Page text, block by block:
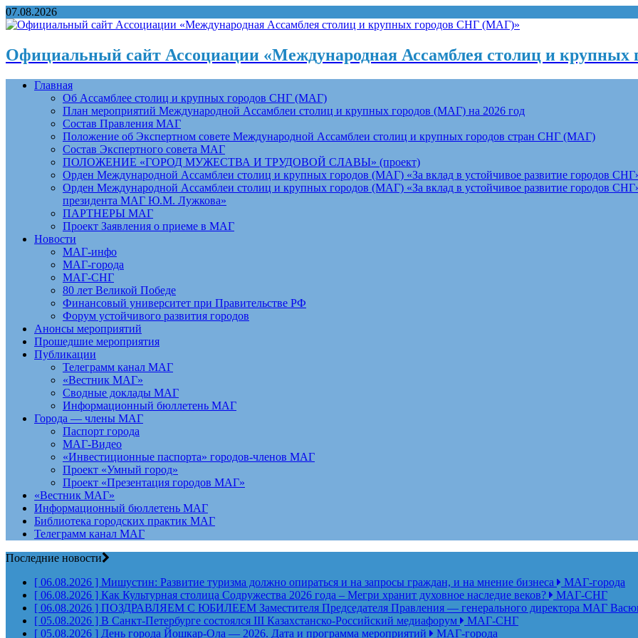
07.08.2026
Официальный сайт Ассоциации «Международная Ассамблея столиц и
Главная
Об Ассамблее столиц и крупных городов СНГ (МАГ)
План мероприятий Международной Ассамблеи столиц и крупных городов (МАГ) на 2026 год
Состав Правления МАГ
Положение об Экспертном совете Международной Ассамблеи столиц и крупных городов стран СНГ (МАГ)
Состав Экспертного совета МАГ
ПОЛОЖЕНИЕ «ГОРОД МУЖЕСТВА И ТРУДОВОЙ СЛАВЫ» (проект)
Орден Международной Ассамблеи столиц и крупных городов (МАГ) «За вклад в устойчивое развитие городов
Орден Международной Ассамблеи столиц и крупных городов (МАГ) «За вклад в устойчивое развитие городов
президента МАГ Ю.М. Лужкова»
ПАРТНЕРЫ МАГ
Проект Заявления о приеме в МАГ
Новости
МАГ-инфо
МАГ-города
МАГ-СНГ
80 лет Великой Победе
Финансовый университет при Правительстве РФ
Форум устойчивого развития городов
Анонсы мероприятий
Прошедшие мероприятия
Публикации
Телеграмм канал МАГ
«Вестник МАГ»
Сводные доклады МАГ
Информационный бюллетень МАГ
Города — члены МАГ
Паспорт города
МАГ-Видео
«Инвестиционные паспорта» городов-членов МАГ
Проект «Умный город»
Проект «Презентация городов МАГ»
«Вестник МАГ»
Информационный бюллетень МАГ
Библиотека городских практик МАГ
Телеграмм канал МАГ
Последние новости
[ 06.08.2026 ] Мишустин: Развитие туризма должно опираться и на запросы граждан, и на мнение бизнеса
МАГ-города
[ 06.08.2026 ] Как Культурная столица Содружества 2026 года – Мегри хранит духовное наследие веков?
МАГ-СНГ
[ 06.08.2026 ] ПОЗДРАВЛЯЕМ С ЮБИЛЕЕМ Заместителя Председателя Правления — генерального директора МАГ
[ 05.08.2026 ] В Санкт-Петербурге состоялся III Казахстанско-Российский медиафорум
МАГ-СНГ
[ 05.08.2026 ] День города Йошкар-Ола — 2026. Дата и программа мероприятий
МАГ-города